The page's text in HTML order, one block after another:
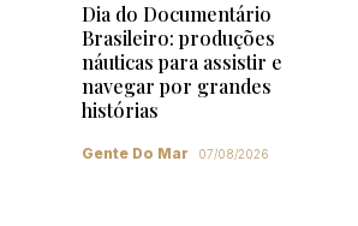
Dia do Documentário
Brasileiro: produções
náuticas para assistir e
navegar por grandes
histórias
Gente Do Mar 07/08/2026